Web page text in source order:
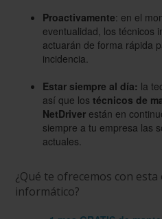
Proactivamente: en el
eventualidad, los técnicos
actuarán de forma rápida
incidencia.
Estar siempre al día: la
así que lostécnicos de
NetDriver están en
siempre a tu empresa las
actuales.
¿Qué te ofrecemos con
informático?